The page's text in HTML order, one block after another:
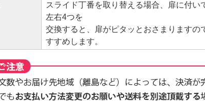
スライド丁番を取り替える場合、扉に付
左右4つを
交換すると、扉がピタッとおさまりますの
すすめします。